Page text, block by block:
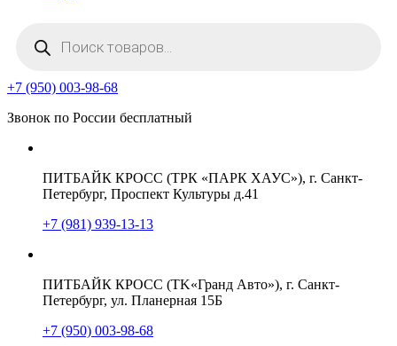
товаров
+7 (950) 003-98-68
Звонок по России бесплатный
ПИТБАЙК КРОСС (ТРК «ПАРК ХАУС»), г. Санкт-
Петербург, Проспект Культуры д.41
+7 (981) 939-13-13
ПИТБАЙК КРОСС (TK«Гранд Авто»), г. Санкт-
Петербург, ул. Планерная 15Б
+7 (950) 003-98-68